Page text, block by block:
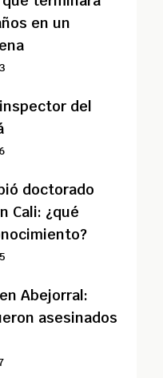
en un
del
doctorado
Cali: ¿qué
Abejorral:
asesinados